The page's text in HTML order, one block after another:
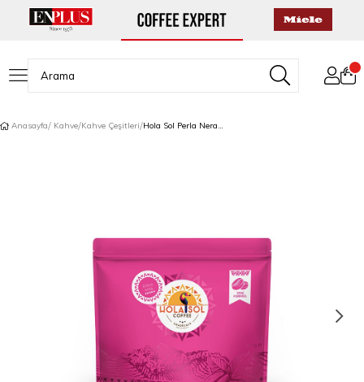
Anasayfa Kahve Kahve Çeşitleri Hola Sol Perla Nera Çekirdek Kahve 250 Gr